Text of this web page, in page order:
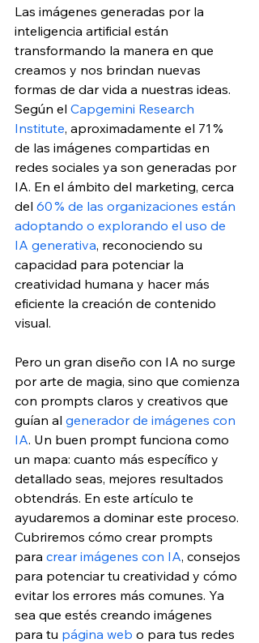
Las imágenes generadas por la
inteligencia artificial están
transformando la manera en que
creamos y nos brindan nuevas
formas de dar vida a nuestras ideas.
Según el Capgemini Research
Institute, aproximadamente el 71 %
de las imágenes compartidas en
redes sociales ya son generadas por
IA. En el ámbito del marketing, cerca
del 60 % de las organizaciones están
adoptando o explorando el uso de
IA generativa, reconociendo su
capacidad para potenciar la
creatividad humana y hacer más
eficiente la creación de contenido
visual.
Pero un gran diseño con IA no surge
por arte de magia, sino que comienza
con prompts claros y creativos que
guían al generador de imágenes con
IA. Un buen prompt funciona como
un mapa: cuanto más específico y
detallado seas, mejores resultados
obtendrás. En este artículo te
ayudaremos a dominar este proceso.
Cubriremos cómo crear prompts
para crear imágenes con IA, consejos
para potenciar tu creatividad y cómo
evitar los errores más comunes. Ya
sea que estés creando imágenes
para tu página web o para tus redes